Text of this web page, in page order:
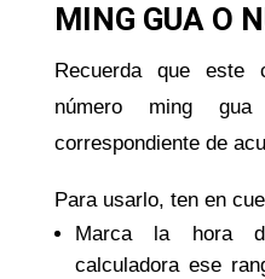
MING GUA O
Recuerda que este
número ming
correspondiente de
Para usarlo, ten en
Marca la hora
calculadora ese